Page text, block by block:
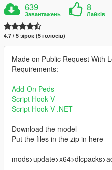
639
Завантажень
8
Лайків
4.7 / 5 зірок (5 голосів)
Made on Public Request With
Requirements:
Add-On Peds
Script Hook V
Script Hook V .NET
Download the model
Put the files in the zip in here